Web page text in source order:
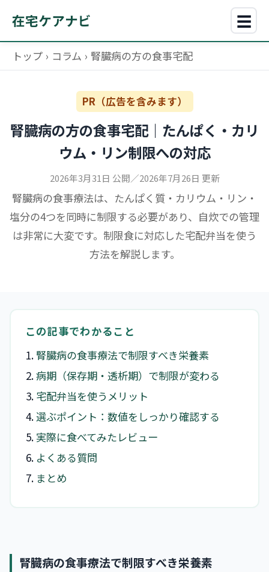
在宅ケアナビ ☰
トップ › コラム › 腎臓病の方の食事宅配
PR（広告を含みます）
腎臓病の方の食事宅配｜たんぱく・カリ
ウム・リン制限への対応
2026年3月31日 公開／2026年7月26日 更新
腎臓病の食事療法は、たんぱく質・カリウム・リン・
塩分の4つを同時に制限する必要があり、自炊での管理
は非常に大変です。制限食に対応した宅配弁当を使う
方法を解説します。
この記事でわかること
腎臓病の食事療法で制限すべき栄養素
病期（保存期・透析期）で制限が変わる
宅配弁当を使うメリット
選ぶポイント：数値をしっかり確認する
実際に食べてみたレビュー
よくある質問
まとめ
腎臓病の食事療法で制限すべき栄養素